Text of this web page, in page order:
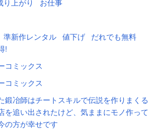
準新作レンタル 値下げ
だれでも無料
!
コミックス
コミックス
鍛冶師はチートスキルで伝説を作りまくる
を追い出されたけど、気ままにモノ作って
の方が幸せです